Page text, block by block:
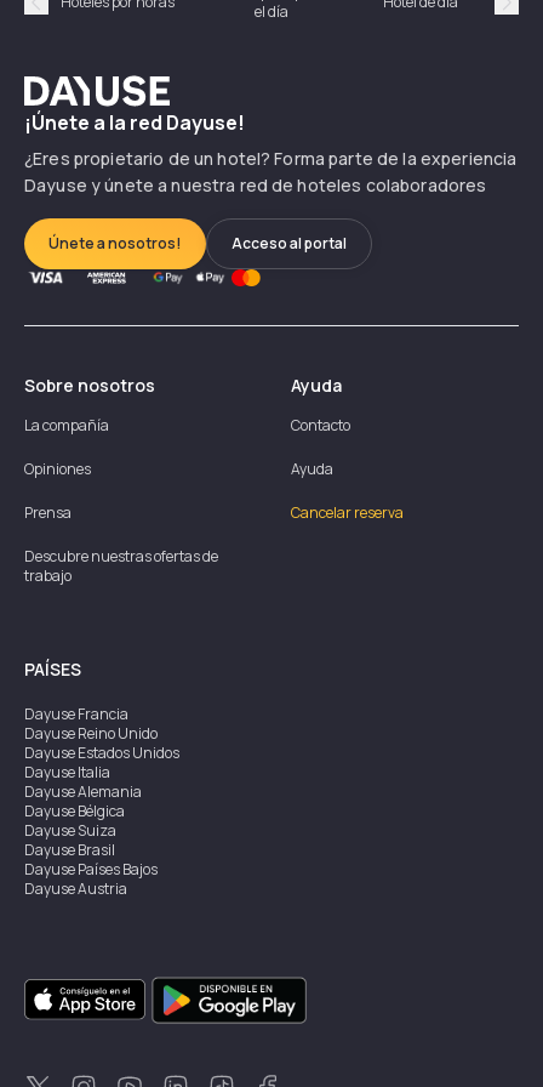
Précédent
el día
Dayuse
¡Únete a la red Dayuse!
¿Eres propietario de un hotel? Forma parte de la experiencia
Dayuse y únete a nuestra red de hoteles colaboradores
Únete a nosotros! Acceso al portal
Sobre nosotros
La compañía
Opiniones
Prensa
Descubre nuestras ofertas de
trabajo
Ayuda
Contacto
Ayuda
Cancelar reserva
PAÍSES
DayuseFrancia
DayuseReino Unido
DayuseEstados Unidos
DayuseItalia
DayuseAlemania
DayuseBélgica
DayuseSuiza
DayuseBrasil
DayusePaíses Bajos
DayuseAustria
DayuseSingapur
DayuseSuecia
DayuseTailandia
DayuseNueva Zelanda